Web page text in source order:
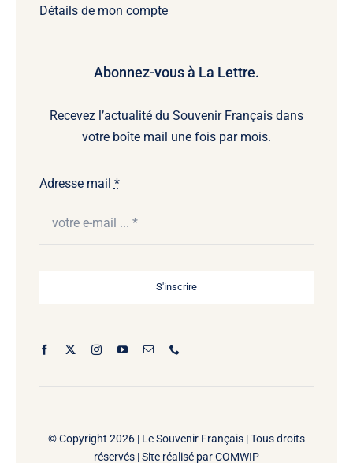
Détails de mon compte
Abonnez-vous à La Lettre.
Recevez l’actualité du Souvenir Français dans
votre boîte mail une fois par mois.
Adresse mail *
S'inscrire
© Copyright 2026 | Le Souvenir Français | Tous droits
réservés | Site réalisé parCOMWIP